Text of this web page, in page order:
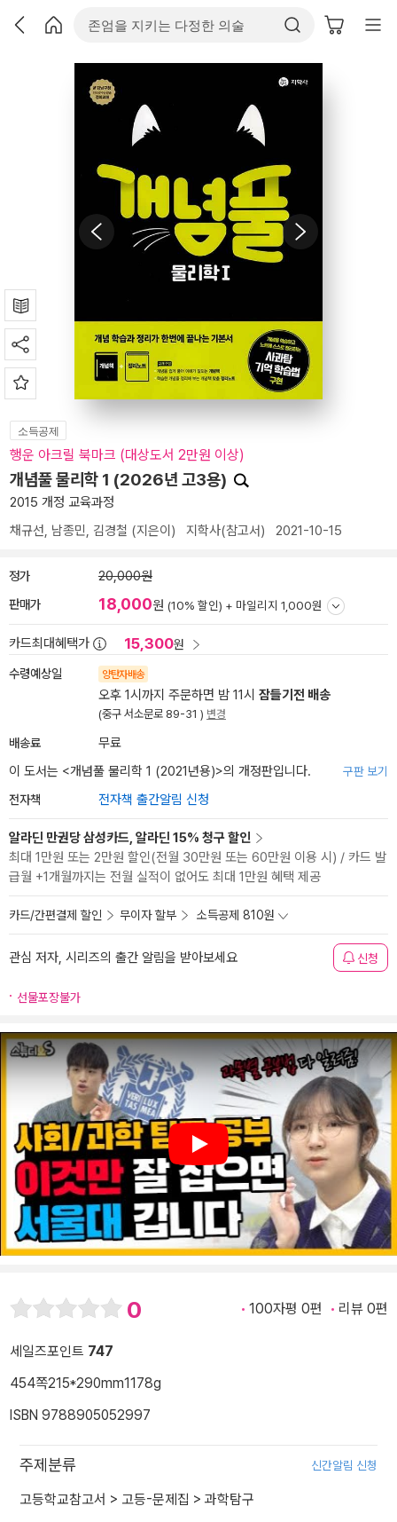
소득공제
행운 아크릴 북마크 (대상도서 2만원 이상)
개념풀 물리학 1 (2026년 고3용)
2015 개정 교육과정
채규선, 남종민, 김경철 (지은이) 지학사(참고서) 2021-10-15
정가 20,000원
판매가 18,000원 (10% 할인) + 마일리지 1,000원
카드최대혜택가 15,300원
수령예상일 양탄자배송
오후 1시까지 주문하면 밤 11시 잠들기전 배송
(중구 서소문로 89-31 ) 변경
배송료
무료
이 도서는 <개념풀 물리학 1 (2021년용)>의 개정판입니다. 구판 보기
전자책 전자책 출간알림 신청
알라딘 만권당 삼성카드, 알라딘 15% 청구 할인
최대 1만원 또는 2만원 할인(전월 30만원 또는 60만원 이용 시) / 카드 발
급월 +1개월까지는 전월 실적이 없어도 최대 1만원 혜택 제공
카드/간편결제 할인 무이자 할부 소득공제 810원
관심 저자, 시리즈의 출간 알림을 받아보세요 신청
선물포장불가
Play
0 100자평 0편 리뷰 0편
세일즈포인트 747
454쪽215*290mm1178g
ISBN 9788905052997
주제분류 신간알림 신청
고등학교참고서 > 고등-문제집 > 과학탐구